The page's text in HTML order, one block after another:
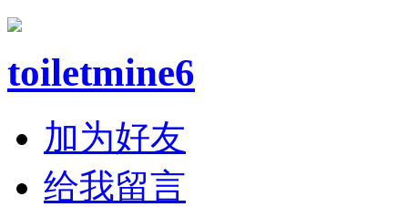
toiletmine6
加为好友
给我留言